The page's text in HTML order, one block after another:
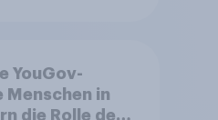
YouGov-
Menschen in
die Rolle der